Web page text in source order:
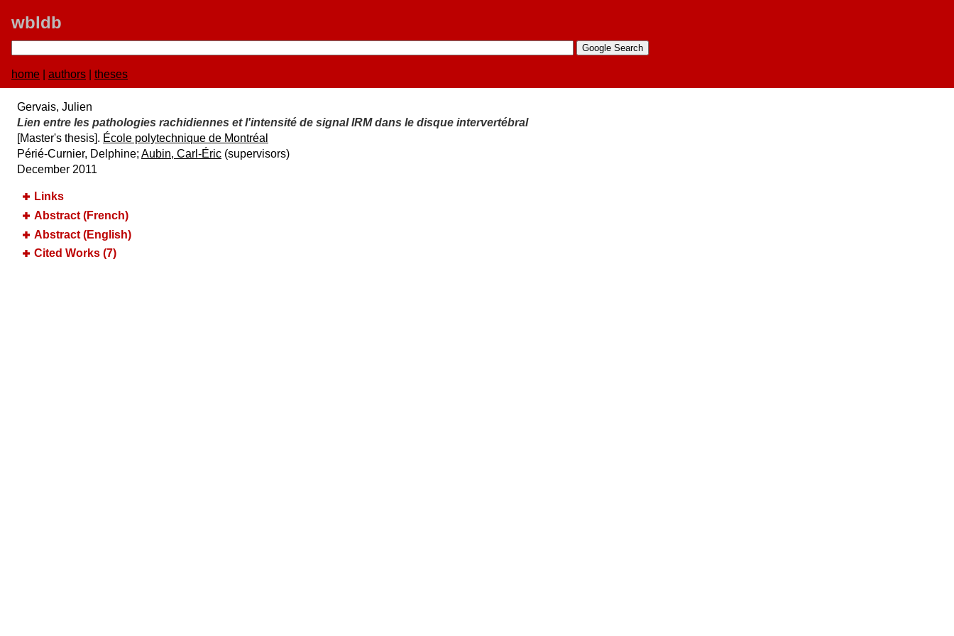
wbldb
home authors theses
Gervais, Julien
Lien entre les pathologies rachidiennes et l'intensité de signal IRM dans le disque intervertébral
[Master's thesis]. É​cole polytechnique de Montré​al
Périé-Curnier, Delphine; Aubin, Carl-Éric (supervisors)
December 2011
Links
Abstract (French)
Abstract (English)
Cited Works (7)